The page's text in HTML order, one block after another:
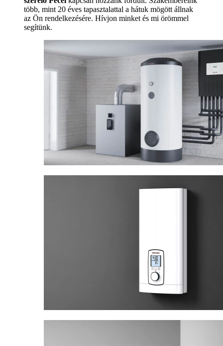
több, mint 20 éves tapasztalattal a hátuk mögött állnak
az Ön rendelkezésére. Hívjon minket és mi örömmel
segítünk.